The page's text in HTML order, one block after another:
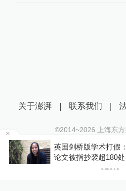
英国剑桥版学术打假
论文被指抄袭超180处
关于澎湃 | 联系我们 |
©2014~2026 上海东
沪ICP证：沪B2-20170116 |
互联网新闻信息服务许可
沪公网安备